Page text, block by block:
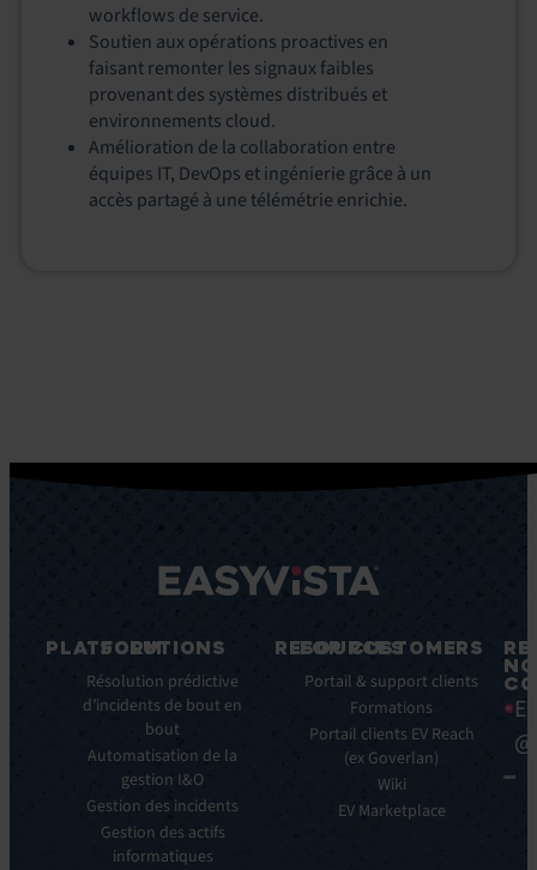
workflows de service.
Soutien aux opérations proactives en
faisant remonter les signaux faibles
provenant des systèmes distribués et
environnements cloud.
Amélioration de la collaboration entre
équipes IT, DevOps et ingénierie grâce à un
accès partagé à une télémétrie enrichie.
PLATFORM
Fonctionnalités
clés
clés
Intégrations
Pulse
SOLUTIONS
Résolution prédictive
d’incidents de bout en
bout
Automatisation de la
gestion I&O
Gestion des incidents
Gestion des actifs
informatiques
RESOURCES
Blog
Livres
Infographies
Brochures
FOR CUSTOMERS
Portail & support clients
Formations
Portail clients EV Reach
(ex Goverlan)
Wiki
EV Marketplace